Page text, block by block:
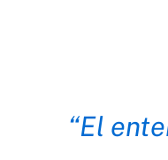
“El